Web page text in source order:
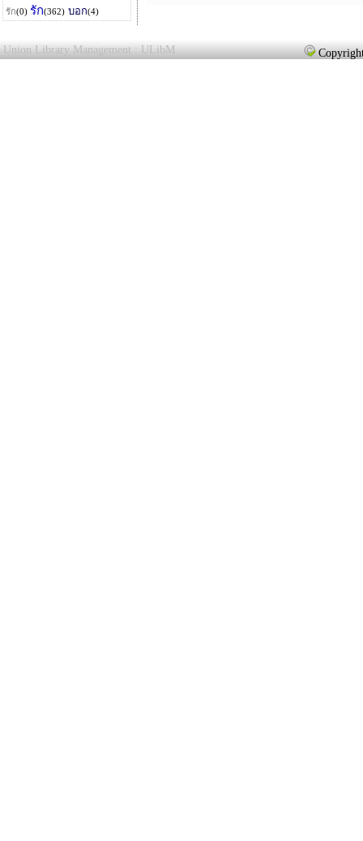
Union Library Management : ULibM